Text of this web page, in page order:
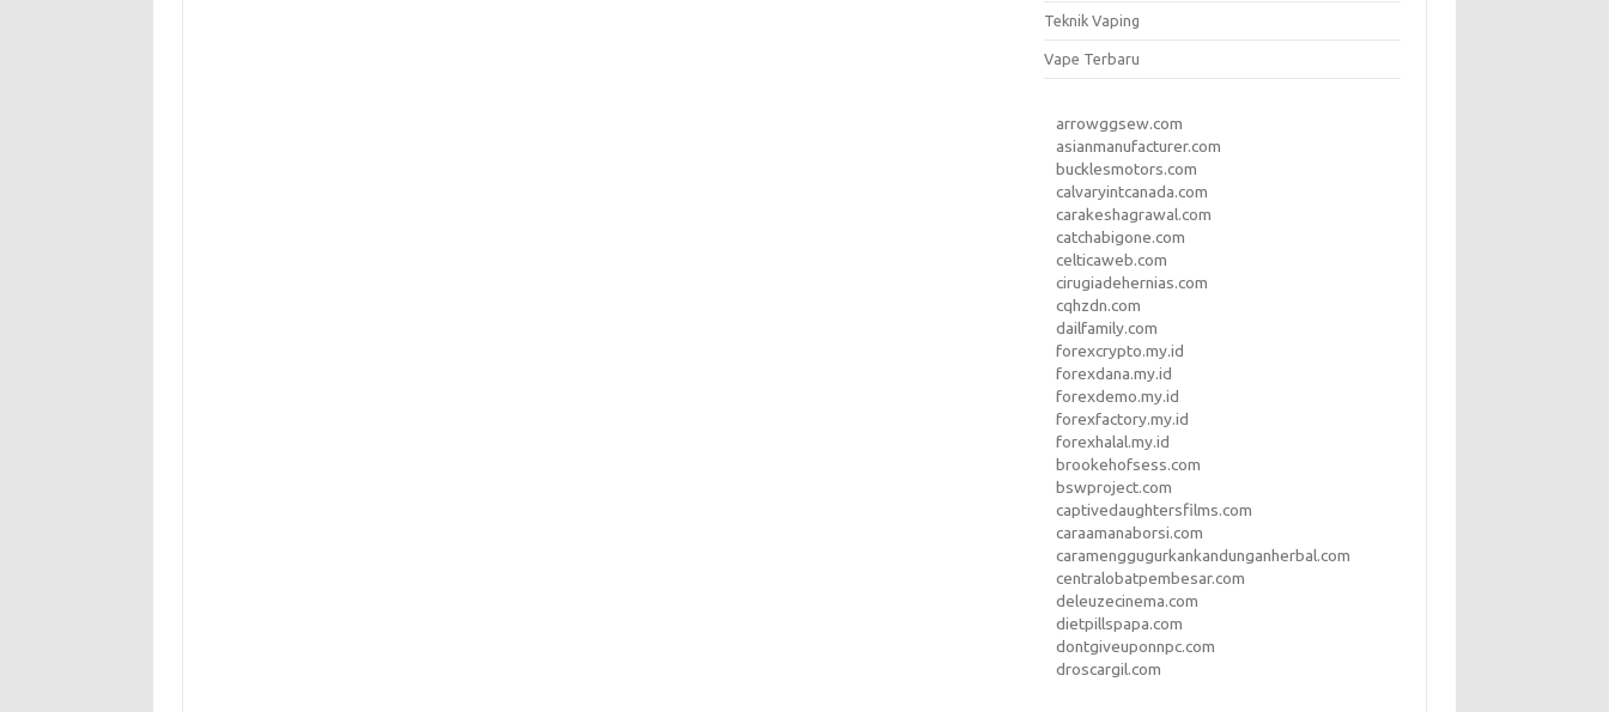
Teknik Vaping
Vape Terbaru
arrowggsew.com
asianmanufacturer.com
bucklesmotors.com
calvaryintcanada.com
carakeshagrawal.com
catchabigone.com
celticaweb.com
cirugiadehernias.com
cqhzdn.com
dailfamily.com
forexcrypto.my.id
forexdana.my.id
forexdemo.my.id
forexfactory.my.id
forexhalal.my.id
brookehofsess.com
bswproject.com
captivedaughtersfilms.com
caraamanaborsi.com
caramenggugurkankandunganherbal.com
centralobatpembesar.com
deleuzecinema.com
dietpillspapa.com
dontgiveuponnpc.com
droscargil.com